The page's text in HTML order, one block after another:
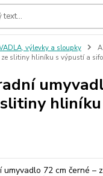
výlevky a sloupky
ze slitiny hliníku s výpustí a
slitiny